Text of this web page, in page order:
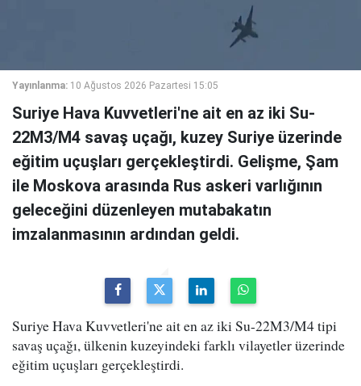
Yayınlanma: 10 Ağustos 2026 Pazartesi 15:05
Suriye Hava Kuvvetleri'ne ait en az iki Su-
22M3/M4 savaş uçağı, kuzey Suriye üzerinde
eğitim uçuşları gerçekleştirdi. Gelişme, Şam
ile Moskova arasında Rus askeri varlığının
geleceğini düzenleyen mutabakatın
imzalanmasının ardından geldi.
Suriye Hava Kuvvetleri'ne ait en az iki Su-22M3/M4 tipi
savaş uçağı, ülkenin kuzeyindeki farklı vilayetler üzerinde
eğitim uçuşları gerçekleştirdi.